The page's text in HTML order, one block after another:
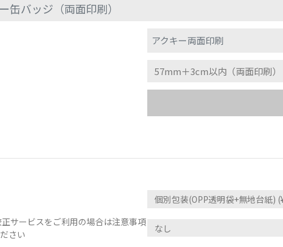
アクリルスタンド 片
面印刷 無地台座
ふりふりキーホ
缶バッジ（両面印刷）
アクキー両面印刷
サービスをご利用の場合は注意事項
さい